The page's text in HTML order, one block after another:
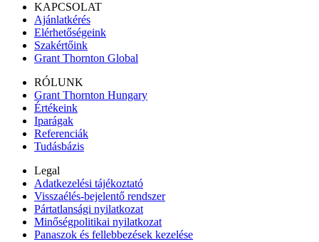
KAPCSOLAT
Ajánlatkérés
Elérhetőségeink
Szakértőink
Grant Thornton Global
RÓLUNK
Grant Thornton Hungary
Értékeink
Iparágak
Referenciák
Tudásbázis
Legal
Adatkezelési tájékoztató
Visszaélés-bejelentő rendszer
Pártatlansági nyilatkozat
Minőségpolitikai nyilatkozat
Panaszok és fellebbezések kezelése